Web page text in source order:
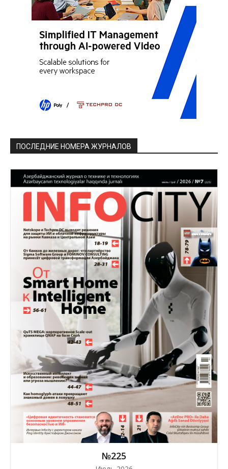
ПОСЛЕДНИЕ НОМЕРА ЖУРНАЛОВ
№225